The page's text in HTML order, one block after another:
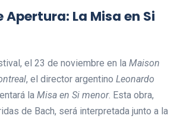
La Misa en Si
el 23 de noviembre en la Maison
, el director argentino Leonardo
la Misa en Si menor. Esta obra,
de Bach, será interpretada junto a la